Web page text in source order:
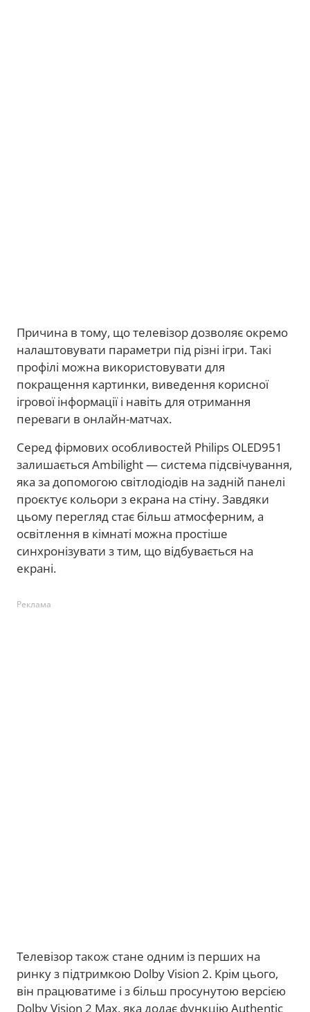
Причина в тому, що телевізор дозволяє окремо
налаштовувати параметри під різні ігри. Такі
профілі можна використовувати для
покращення картинки, виведення корисної
ігрової інформації і навіть для отримання
переваги в онлайн-матчах.
Серед фірмових особливостей Philips OLED951
залишається Ambilight — система підсвічування,
яка за допомогою світлодіодів на задній панелі
проєктує кольори з екрана на стіну. Завдяки
цьому перегляд стає більш атмосферним, а
освітлення в кімнаті можна простіше
синхронізувати з тим, що відбувається на
екрані.
Реклама
Телевізор також стане одним із перших на
ринку з підтримкою Dolby Vision 2. Крім цього,
він працюватиме і з більш просунутою версією
Dolby Vision 2 Max, яка додає функцію Authentic